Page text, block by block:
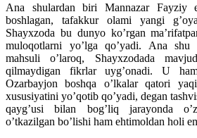
Ana shulardan biri Mannazar
boshlagan, tafakkur olami yangi
Shayxzoda bu dunyo ko’rgan
muloqotlarni yo’lga qo’yadi. Ana shu
mahsuli o’laroq, Shayxzodada
qilmaydigan fikrlar uyg’onadi. U
Ozarbayjon boshqa o’lkalar qatori
xususiyatini yo’qotib qo’yadi, degan
qayg’usi bilan bog’liq jarayonda
o’tkazilgan bo’lishi ham ehtimoldan holi